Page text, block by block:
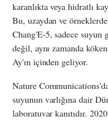
karanlıkta veya hidratlı
Bu, uzaydan ve
Chang'E-5, sadece suyun
değil, aynı zamanda
Ay'ın içinden geliyor.
Nature
suyunun varlığına dair
laboratuvar kanıtıdır.